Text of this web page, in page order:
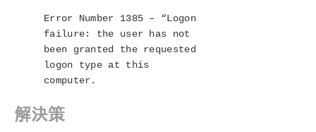
LifeKeeper for Windows の一般的な ソリューション
LifeKeeper で OpenJDK をデプロイする
コマンドプロンプトから LifeKeeper for Windows コマ
ンドを実行しようとしたときにエラーが発生する
Error Number 1385 – “Logon
failure: the user has not
been granted the requested
logon type at this
computer.
解決策